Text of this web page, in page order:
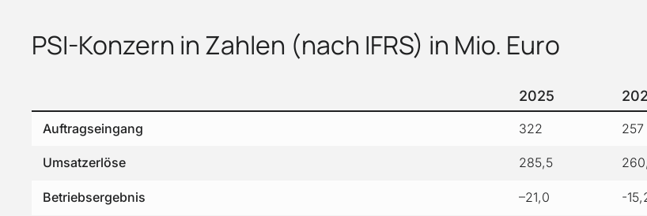
PSI-Konzern in Zahlen (nach IFRS) in Mio. Euro
2025
Auftragseingang 322 257
Umsatzerlöse 285,5
Betriebsergebnis –21,0 -